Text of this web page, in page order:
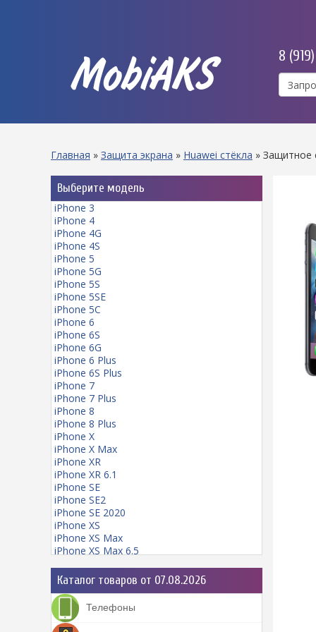
MobiAKS
8
Главная » Защита экрана » Huawei стёкла » Защитное
Выберите модель
iPhone 3
iPhone 4
iPhone 4G
iPhone 4S
iPhone 5
iPhone 5G
iPhone 5S
iPhone 5SE
iPhone 5C
iPhone 6
iPhone 6S
iPhone 6G
iPhone 6 Plus
iPhone 6S Plus
iPhone 7
iPhone 7 Plus
iPhone 8
iPhone 8 Plus
iPhone X
iPhone X Max
iPhone XR
iPhone XR 6.1
iPhone SE
iPhone SE2
iPhone SE 2020
iPhone XS
iPhone XS Max
iPhone XS Max 6.5
iPhone 11 mini
iPhone 11 Pro
iPhone 11 Pro Max
iPhone 12
iPhone 12 Pro
Каталог товаров от 07.08.2026
Телефоны